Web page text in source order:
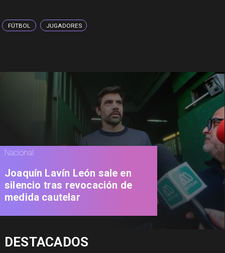
FÚTBOL JUGADORES
Nacional
Joaquín Lavín León sale en
silencio tras revocación de
medida cautelar
DESTACADOS